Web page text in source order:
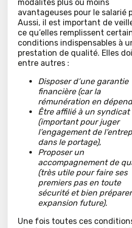
modalités plus ou moins
avantageuses pour le salarié
Aussi, il est important de
ce qu’elles remplissent
conditions indispensables à
prestation de qualité. Elles
entre autres :
Disposer d’une garantie
financière (car la
rémunération en
Être affilié à un syndicat
(important pour juger
l’engagement de
dans le portage),
Proposer un
accompagnement de
(très utile pour faire ses
premiers pas en toute
sécurité et bien
expansion future).
Une fois toutes ces